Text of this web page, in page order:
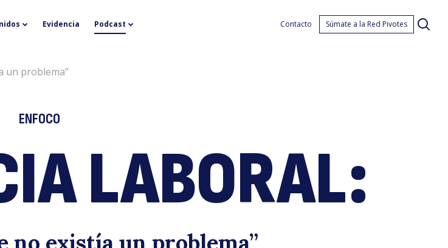
Evidencia Podcast Contacto Súmate a la Red Pivotes
un problema”
ENFOCO
LABORAL:
no existía un problema”